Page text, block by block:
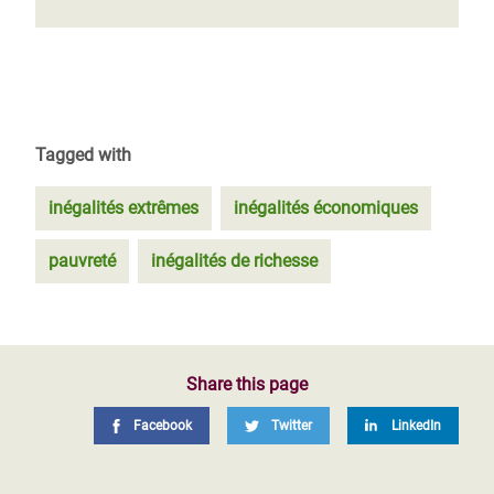
Tagged with
inégalités extrêmes inégalités économiques
pauvreté inégalités de richesse
Share this page
Facebook Twitter LinkedIn